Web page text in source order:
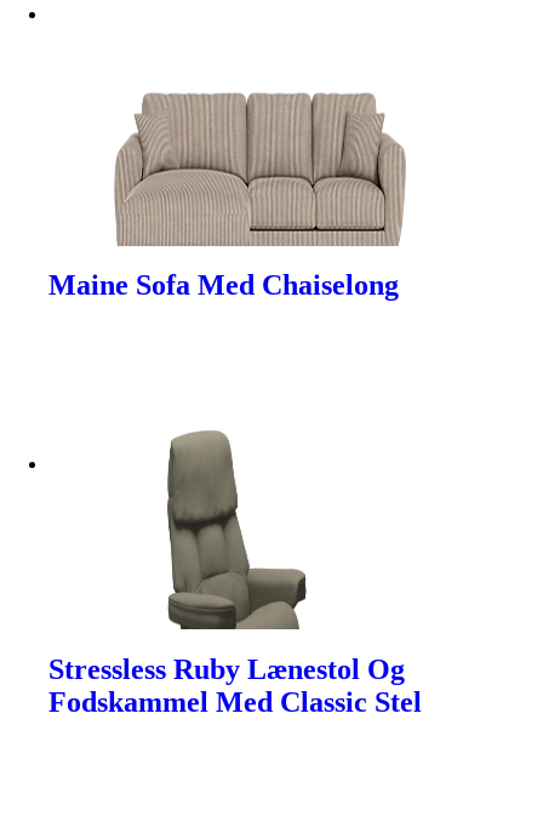
Maine Sofa Med Chaiselong
Stressless Ruby Lænestol Og
Fodskammel Med Classic Stel